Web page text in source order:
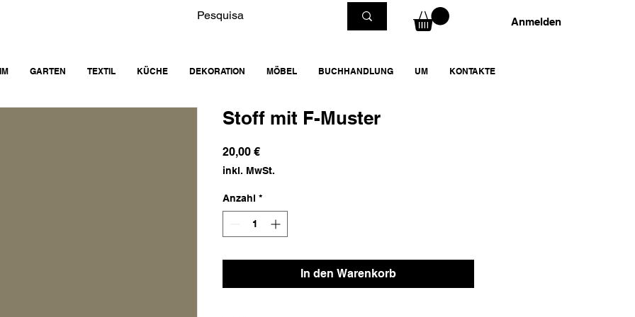
GARTEN TEXTIL KÜCHE DEKORATION MÖBEL BUCHHANDLUNG UM KONTAKTE
Anmelden
Stoff mit F-Muster
20,00 €Preis
inkl. MwSt.
Anzahl *
In den Warenkorb